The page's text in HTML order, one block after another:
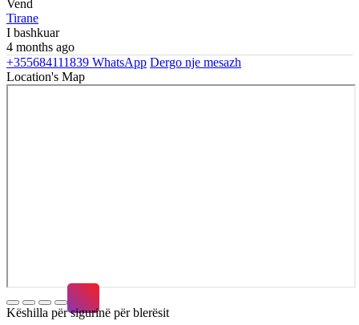
Vend
Tirane
I bashkuar
4 months ago
+355684111839 WhatsApp Dergo nje mesazh
Location's Map
Këshilla për sigurinë për blerësit